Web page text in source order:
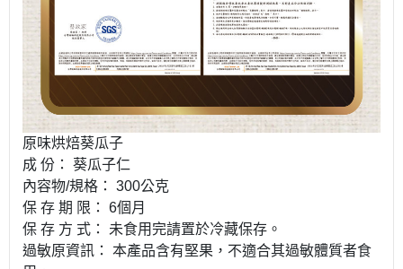
原味烘焙葵瓜子
成 份： 葵瓜子仁
內容物/規格： 300公克
保 存 期 限： 6個月
保 存 方 式： 未食用完請置於冷藏保存。
過敏原資訊： 本產品含有堅果，不適合其過敏體質者食